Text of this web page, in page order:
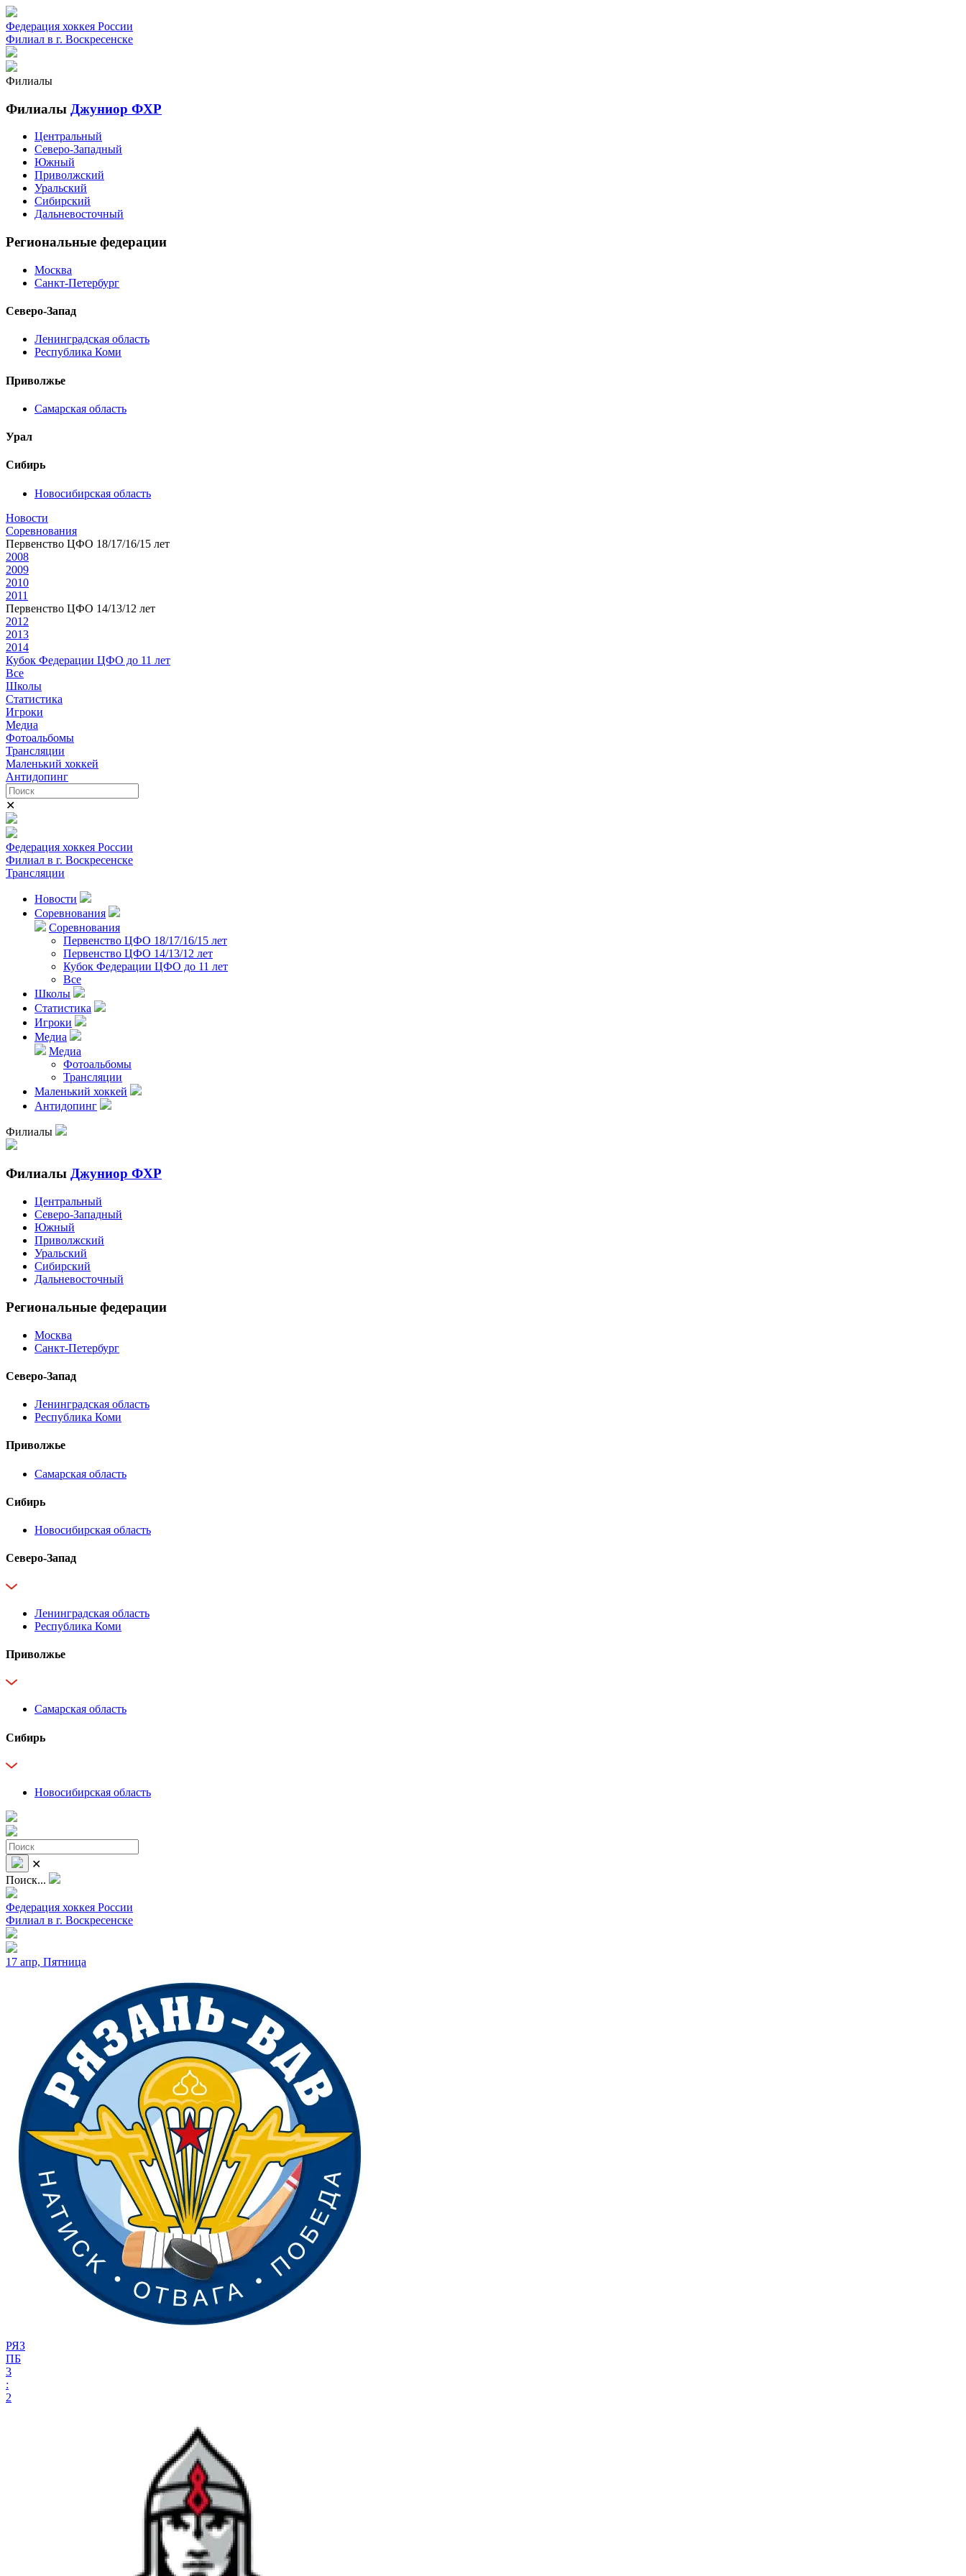
Федерация хоккея России
Филиал в г. Воскресенске
Филиалы
Филиалы Джуниор ФХР
Центральный
Северо-Западный
Южный
Приволжский
Уральский
Сибирский
Дальневосточный
Региональные федерации
Москва
Санкт-Петербург
Северо-Запад
Ленинградская область
Республика Коми
Приволжье
Самарская область
Урал
Сибирь
Новосибирская область
Новости
Соревнования
Первенство ЦФО 18/17/16/15 лет
2008
2009
2010
2011
Первенство ЦФО 14/13/12 лет
2012
2013
2014
Кубок Федерации ЦФО до 11 лет
Все
Школы
Статистика
Игроки
Медиа
Фотоальбомы
Трансляции
Маленький хоккей
Антидопинг
✕
Федерация хоккея России
Филиал в г. Воскресенске
Трансляции
Новости
Соревнования
Соревнования
Первенство ЦФО 18/17/16/15 лет
Первенство ЦФО 14/13/12 лет
Кубок Федерации ЦФО до 11 лет
Все
Школы
Статистика
Игроки
Медиа
Медиа
Фотоальбомы
Трансляции
Маленький хоккей
Антидопинг
Филиалы
Филиалы Джуниор ФХР
Центральный
Северо-Западный
Южный
Приволжский
Уральский
Сибирский
Дальневосточный
Региональные федерации
Москва
Санкт-Петербург
Северо-Запад
Ленинградская область
Республика Коми
Приволжье
Самарская область
Сибирь
Новосибирская область
Северо-Запад
Ленинградская область
Республика Коми
Приволжье
Самарская область
Сибирь
Новосибирская область
✕
Поиск...
Федерация хоккея России
Филиал в г. Воскресенске
17 апр, Пятница
РЯЗ
ПБ
3
:
2